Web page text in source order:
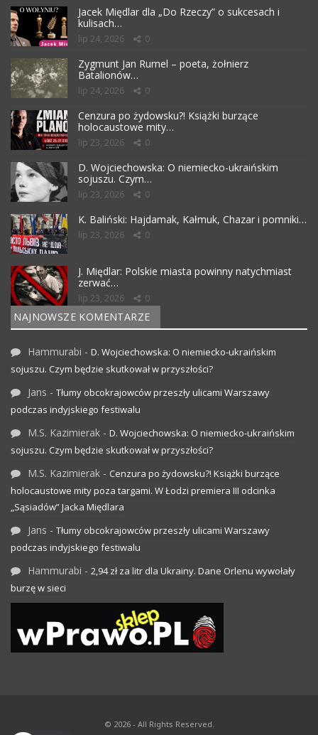
Jacek Międlar dla „Do Rzeczy” o sukcesach i
kulisach…
lip 24, 2026 0
Zygmunt Jan Rumel – poeta, żołnierz
Batalionów…
lip 24, 2026 0
Cenzura po żydowsku?! Książki burzące
holocaustowe mity…
lip 23, 2026 0
D. Wojciechowska: O niemiecko-ukraińskim
sojuszu. Czym…
lip 23, 2026 0
K. Baliński: Hajdamak, Kałmuk, Chazar i pomniki…
lip 23, 2026 0
J. Międlar: Polskie miasta powinny natychmiast
zerwać…
lip 23, 2026 0
NAJNOWSZE KOMENTARZE
Hammurabi - D. Wojciechowska: O niemiecko-ukraińskim
sojuszu. Czym będzie skutkował w przyszłości?
Jans - Tłumy obcokrajowców przeszły ulicami Warszawy
podczas indyjskiego festiwalu
M.S. Kazimierak - D. Wojciechowska: O niemiecko-ukraińskim
sojuszu. Czym będzie skutkował w przyszłości?
M.S. Kazimierak - Cenzura po żydowsku?! Książki burzące
holocaustowe mity poza targami. W Łodzi premiera III odcinka
„Sąsiadów” Jacka Międlara
Jans - Tłumy obcokrajowców przeszły ulicami Warszawy
podczas indyjskiego festiwalu
Hammurabi - 2,94 zł za litr dla Ukrainy. Dane Orlenu wywołały
burzę w sieci
© 2026 - All Rights Reserved.